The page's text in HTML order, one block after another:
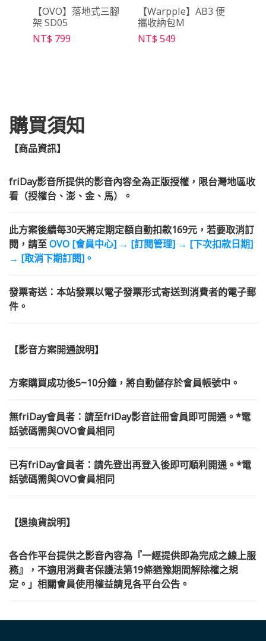
【OVO】落地式三腳
架 SD05
NT$ 799
【Warpple】AB3 便
攜收納包M
NT$ 549
購買須知
【商品資訊】
friDay影音所提供的影音內容全為正版授權，限台灣地區收
看（授權台、澎、金、馬）。
此方案後續每30天將定期定額自動扣款169元，若要取消訂
閱，請至OVO [會員中心] → [訂閱管理] → [下次扣款日期]
→ [取消下期訂閱]。
發票寄送：本站發票以電子發票形式寄送到消費者的電子郵
件。
【影音方案開通說明】
方案購買成功後5~10分鐘，將自動儲存於會員帳號中。
無friDay會員者：請至friDay影音註冊會員即可開通。*電
話號碼需與OVO會員相同
已有friDay會員者：請先登出再登入後即可順利開通。*電
話號碼需與OVO會員相同
【退換貨說明】
各合作平台提供之影音內容為『一經提供即為完成之線上服
務』，不適用消費者保護法第19條猶豫期間解除權之規
定。」相關會員使用權益請見各平台公告。